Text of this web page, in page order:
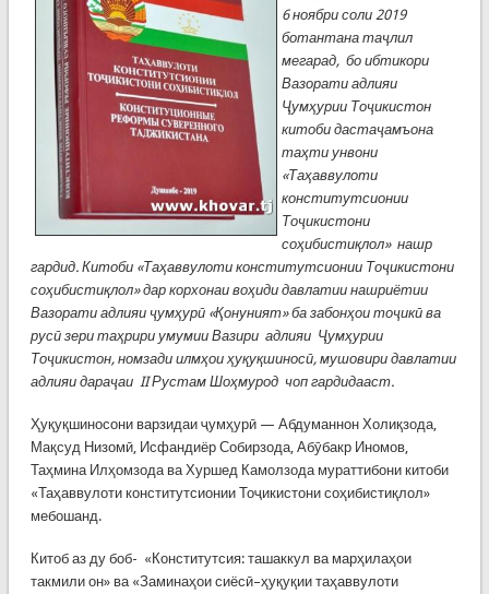
6 ноябри соли 2019
ботантана таҷлил
мегарад, бо ибтикори
Вазорати адлияи
Ҷумҳурии Тоҷикистон
китоби дастаҷамъона
таҳти унвони
«Таҳаввулоти
конститутсионии
Тоҷикистони
соҳибистиқлол» нашр
гардид. Китоби «Таҳаввулоти конститутсионии Тоҷикистони
соҳибистиқлол» дар корхонаи воҳиди давлатии нашриётии
Вазорати адлияи ҷумҳурӣ «Қонуният» ба забонҳои тоҷикӣ ва
русӣ зери таҳрири умумии Вазири адлияи Ҷумҳурии
Тоҷикистон, номзади илмҳои ҳуқуқшиносӣ, мушовири давлатии
адлияи дараҷаи II Рустам Шоҳмурод чоп гардидааст.
Ҳуқуқшиносони варзидаи ҷумҳурӣ — Абдуманнон Холиқзода,
Мақсуд Низомӣ, Исфандиёр Собирзода, Абӯбакр Иномов,
Таҳмина Илҳомзода ва Хуршед Камолзода мураттибони китоби
«Таҳаввулоти конститутсионии Тоҷикистони соҳибистиқлол»
мебошанд.
Китоб аз ду боб- «Конститутсия: ташаккул ва марҳилаҳои
такмили он» ва «Заминаҳои сиёсӣ–ҳуқуқии таҳаввулоти